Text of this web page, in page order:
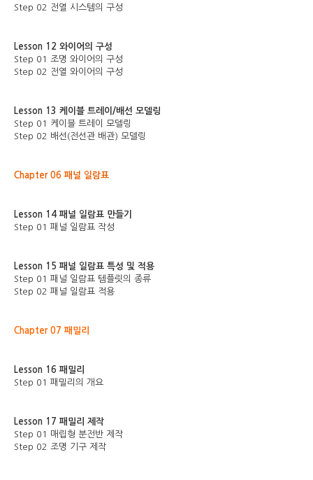
Step 02 전열 시스템의 구성
Lesson 12 와이어의 구성
Step 01 조명 와이어의 구성
Step 02 전열 와이어의 구성
Lesson 13 케이블 트레이/배선 모델링
Step 01 케이블 트레이 모델링
Step 02 배선(전선관 배관) 모델링
Chapter 06 패널 일람표
Lesson 14 패널 일람표 만들기
Step 01 패널 일람표 작성
Lesson 15 패널 일람표 특성 및 적용
Step 01 패널 일람표 템플릿의 종류
Step 02 패널 일람표 적용
Chapter 07 패밀리
Lesson 16 패밀리
Step 01 패밀리의 개요
Lesson 17 패밀리 제작
Step 01 매립형 분전반 제작
Step 02 조명 기구 제작